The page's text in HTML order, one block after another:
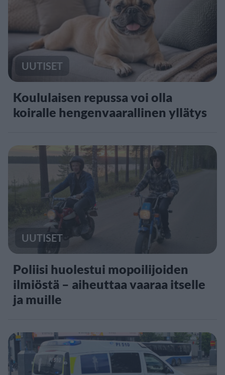
UUTISET
Koululaisen repussa voi olla
koiralle hengenvaarallinen yllätys
UUTISET
Poliisi huolestui mopoilijoiden
ilmiöstä – aiheuttaa vaaraa itselle
ja muille